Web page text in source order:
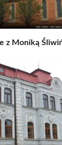
z Moniką